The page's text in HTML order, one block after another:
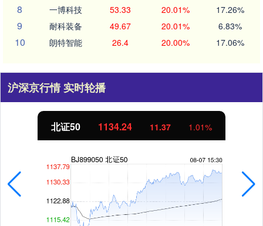
8 一博科技 53.33 20.01% 17.26%
9 耐科装备 49.67 20.01% 6.83%
10 朗特智能 26.4 20.00% 17.06%
沪深京行情 实时轮播
北证50 1134.24 11.37 1.01%